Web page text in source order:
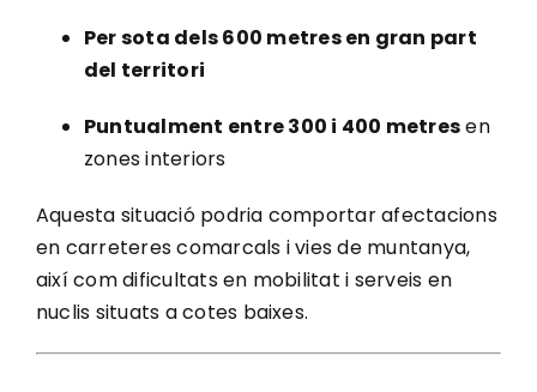
Per sota dels 600 metres en gran part
del territori
Puntualment entre 300 i 400 metresen
zones interiors
Aquesta situació podria comportar afectacions
en carreteres comarcals i vies de muntanya,
així com dificultats en mobilitat i serveis en
nuclis situats a cotes baixes.